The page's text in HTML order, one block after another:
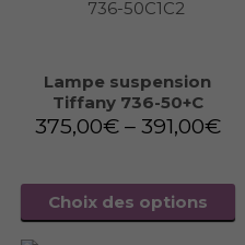
Lampe suspension
Tiffany 736-50+C
375,00€– 391,00€
Choix des options